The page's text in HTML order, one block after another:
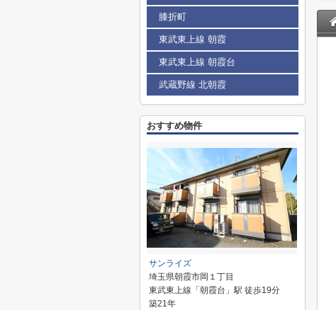
膝折町
東武東上線 朝霞
東武東上線 朝霞台
武蔵野線 北朝霞
おすすめ物件
サンライズ
埼玉県朝霞市岡１丁目
東武東上線「朝霞台」駅 徒歩19分
築21年